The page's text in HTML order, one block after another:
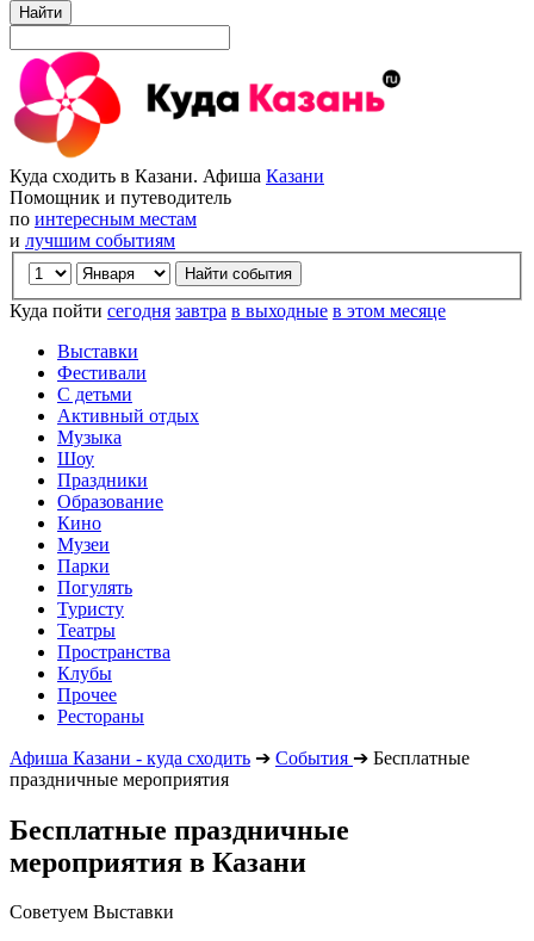
Найти
Куда сходить в Казани. Афиша Казани
Помощник и путеводитель
по интересным местам
и лучшим событиям
Куда пойти сегодня завтра в выходные в этом месяце
Выставки
Фестивали
С детьми
Активный отдых
Музыка
Шоу
Праздники
Образование
Кино
Музеи
Парки
Погулять
Туристу
Театры
Пространства
Клубы
Прочее
Рестораны
Афиша Казани - куда сходить ➔ События ➔ Бесплатные
праздничные мероприятия
Бесплатные праздничные
мероприятия в Казани
Советуем Выставки